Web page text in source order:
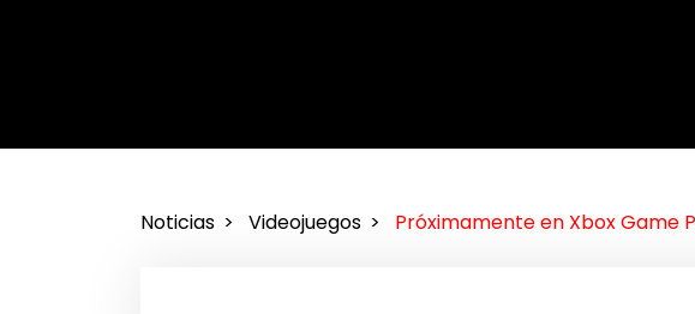
Noticias Videojuegos Próximamente en Xbox Game